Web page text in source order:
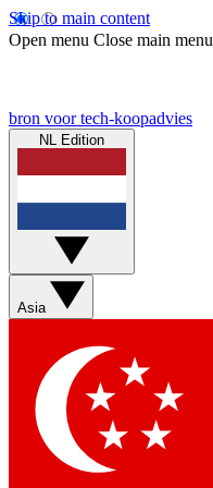
Skip to main content
Open menu Close main menu
bron voor tech-koopadvies
NL Edition
Asia